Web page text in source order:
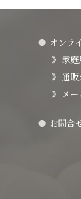
オンラ
家
通
メ
お問合